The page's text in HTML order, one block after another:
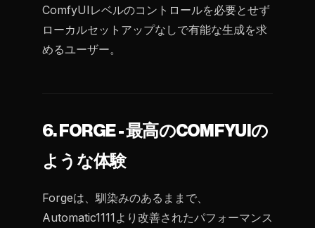
ComfyUIレベルのコントロールを必要とせず
ローカルセットアップなしで有能な生成を求
めるユーザー。
6. FORGE - 最高のCOMFYUIの
ような体験
Forgeは、馴染みのあるままで、
Automatic1111より改善されたパフォーマンス